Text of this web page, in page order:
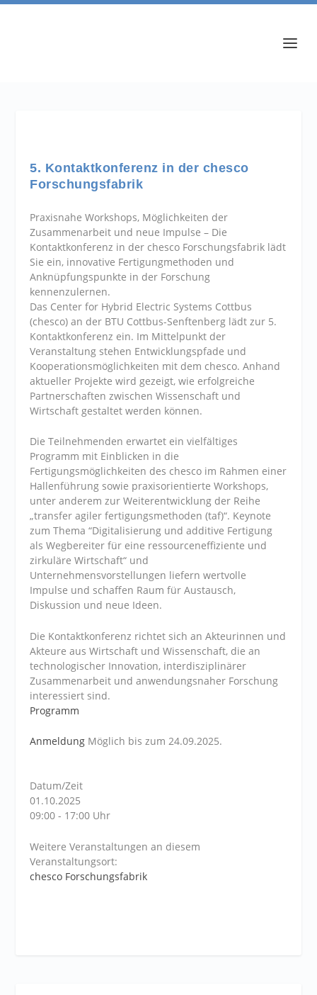
5. Kontaktkonferenz in der chesco
Forschungsfabrik
Praxisnahe Workshops, Möglichkeiten der
Zusammenarbeit und neue Impulse – Die
Kontaktkonferenz in der chesco Forschungsfabrik lädt
Sie ein, innovative Fertigungmethoden und
Anknüpfungspunkte in der Forschung
kennenzulernen.
Das Center for Hybrid Electric Systems Cottbus
(chesco) an der BTU Cottbus-Senftenberg lädt zur 5.
Kontaktkonferenz ein. Im Mittelpunkt der
Veranstaltung stehen Entwicklungspfade und
Kooperationsmöglichkeiten mit dem chesco. Anhand
aktueller Projekte wird gezeigt, wie erfolgreiche
Partnerschaften zwischen Wissenschaft und
Wirtschaft gestaltet werden können.
Die Teilnehmenden erwartet ein vielfältiges
Programm mit Einblicken in die
Fertigungsmöglichkeiten des chesco im Rahmen einer
Hallenführung sowie praxisorientierte Workshops,
unter anderem zur Weiterentwicklung der Reihe
„transfer agiler fertigungsmethoden (taf)“. Keynote
zum Thema “Digitalisierung und additive Fertigung
als Wegbereiter für eine ressourceneffiziente und
zirkuläre Wirtschaft“ und
Unternehmensvorstellungen liefern wertvolle
Impulse und schaffen Raum für Austausch,
Diskussion und neue Ideen.
Die Kontaktkonferenz richtet sich an Akteurinnen und
Akteure aus Wirtschaft und Wissenschaft, die an
technologischer Innovation, interdisziplinärer
Zusammenarbeit und anwendungsnaher Forschung
interessiert sind.
Programm
Anmeldung Möglich bis zum 24.09.2025.
Datum/Zeit
01.10.2025
09:00 - 17:00 Uhr
Weitere Veranstaltungen an diesem
Veranstaltungsort:
chesco Forschungsfabrik